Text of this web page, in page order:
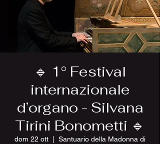
🔹 1° Festival
internazionale
d’organo - Silvana
Tirini Bonometti 🔹
dom 22 ott
Santuario della Madonna di